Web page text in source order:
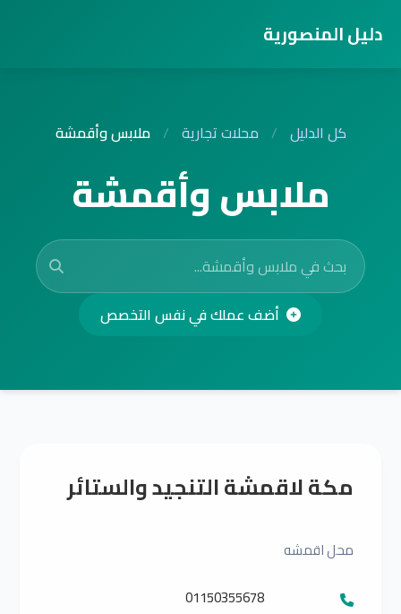
دليل المنصورية
كل الدليل / محلات تجارية / ملابس وأقمشة
ملابس وأقمشة
أضف عملك في نفس التخصص
مكة لاقمشة التنجيد والستائر
محل اقمشه
01150355678